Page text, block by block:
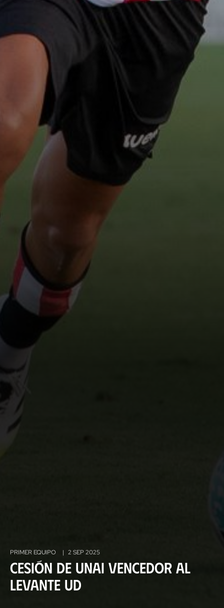
PRIMER EQUIPO | 2 SEP 2025
Cesión de Unai Vencedor al
Levante UD